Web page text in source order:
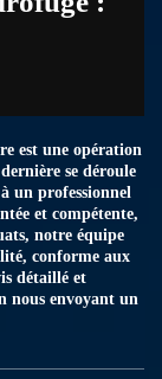
est une opération
se déroule
un professionnel
et compétente,
notre équipe
conforme aux
détaillé et
nous envoyant un